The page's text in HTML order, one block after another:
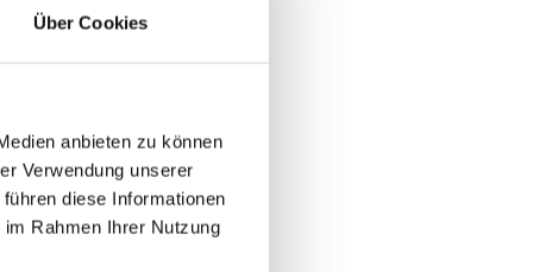
Über Cookies
anbieten zu können
Verwendung unserer
diese Informationen
Rahmen Ihrer Nutzung